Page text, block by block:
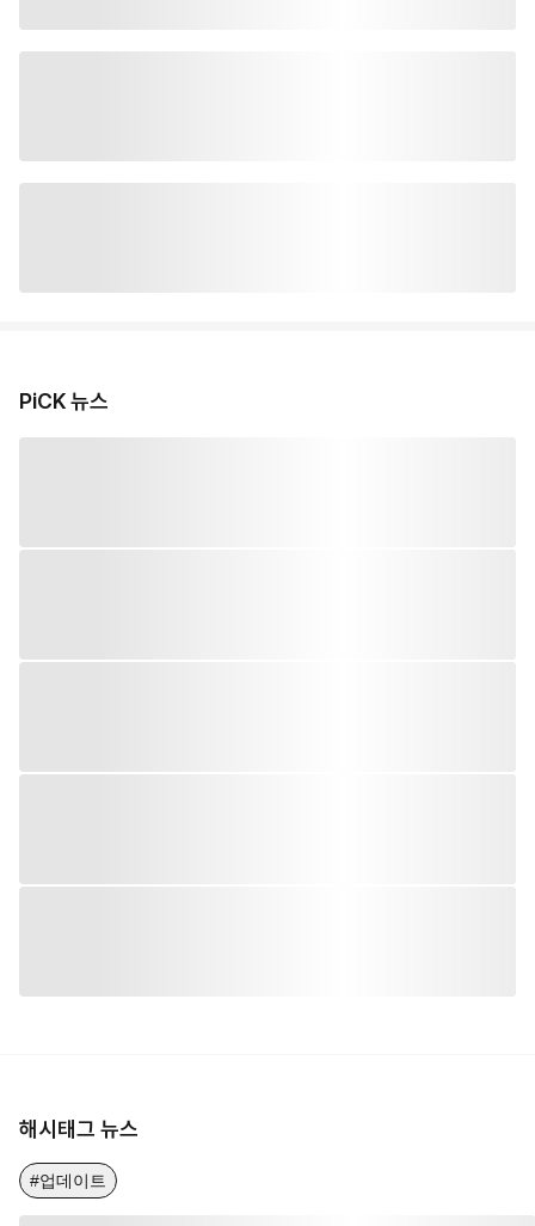
PiCK 뉴스
해시태그 뉴스
#업데이트